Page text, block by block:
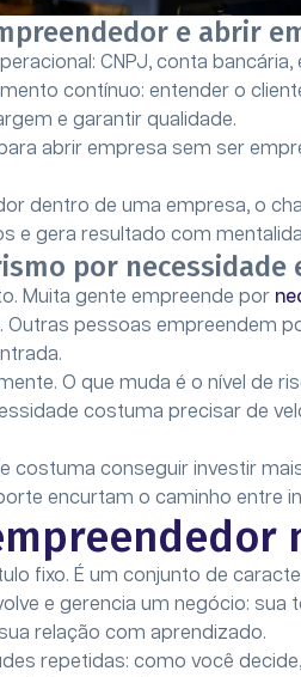
e abrir
CNPJ, conta
contínuo: entender o
e garantir qualidade.
abrir empresa sem ser
dentro de uma empresa, o
e gera resultado com
por
Muita gente empreende por
Outras pessoas empreendem
O que muda é o nível de
costuma precisar de
costuma conseguir investir
encurtam o caminho entre
fixo. É um conjunto de
e gerencia um negócio: sua
relação com aprendizado.
repetidas: como você